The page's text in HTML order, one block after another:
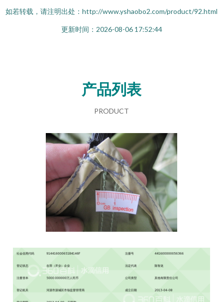
如若转载，请注明出处：http://www.yshaobo2.com/product/92.html
更新时间：2026-08-06 17:52:44
产品列表
PRODUCT